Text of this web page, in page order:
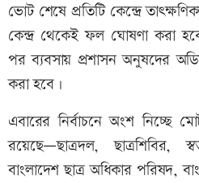
ভোট শেষে প্রতিটি কেন্দ্রে
কেন্দ্র থেকেই ফল ঘোষণা করা
পর ব্যবসায় প্রশাসন অনুষদের
করা হবে।
এবারের নির্বাচনে অংশ নিচ্ছে
রয়েছে—ছাত্রদল, ছাত্রশিবির,
বাংলাদেশ ছাত্র অধিকার পরিষদ,